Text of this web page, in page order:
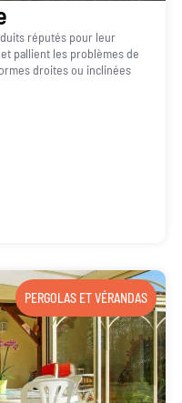
réputés pour leur
pallient les problèmes de
droites ou inclinées
PERGOLAS ET VÉRANDAS